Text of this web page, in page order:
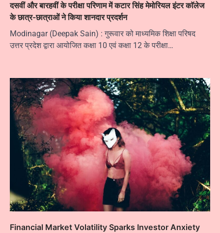
दसवीं और बारहवीं के परीक्षा परिणाम में कटार सिंह मेमोरियल इंटर काॅलेज
के छात्र-छात्राओं ने किया शानदार प्रदर्शन
Modinagar (Deepak Sain) : गुरूवार को माध्यमिक शिक्षा परिषद
उत्तर प्रदेश द्वारा आयोजित कक्षा 10 एवं कक्षा 12 के परीक्षा…
Financial Market Volatility Sparks Investor Anxiety